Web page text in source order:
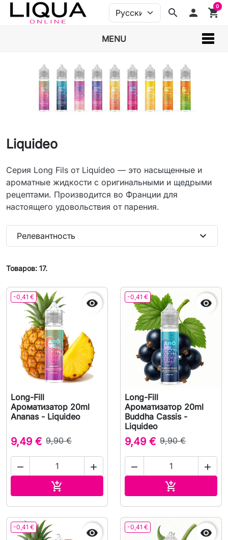
search person shopping_cart
0
MENU
Liquideo
Серия Long Fils от Liquideo — это насыщенные и
ароматные жидкости с оригинальными и щедрыми
рецептами. Производится во Франции для
настоящего удовольствия от парения.
Товаров: 17.
Релевантность expand_more
-0,41 € 
Long-Fill
Ароматизатор 20ml
Ananas - Liquideo
9,49 € 9,90 €
 

-0,41 € 
Long-Fill
Ароматизатор 20ml
Buddha Cassis -
Liquideo
9,49 € 9,90 €
 

-0,41 €  -0,41 € 